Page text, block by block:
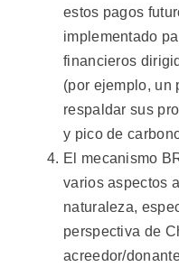
estos pagos
implementado
financieros
(por ejemplo, un
respaldar sus
y pico de
El mecanismo
varios aspectos
naturaleza,
perspectiva de
acreedor/